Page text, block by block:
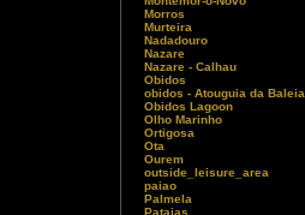
Morros
Murteira
Nadadouro
Nazare
Nazare - Calhau
Obidos
obidos - Atouguia da Baleia
Obidos Lagoon
Olho Marinho
Ortigosa
Ota
Ourem
outside_leisure_area
paiao
Palmela
Pataias